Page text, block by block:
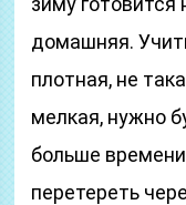
домашняя.
плотная, не
мелкая, нужно
больше
перетереть